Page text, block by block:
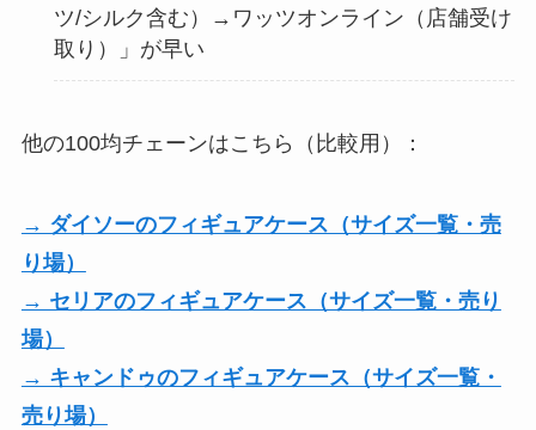
ツ/シルク含む）→ワッツオンライン（店舗受け
取り）」が早い
他の100均チェーンはこちら（比較用）：
→ ダイソーのフィギュアケース（サイズ一覧・売
り場）
→ セリアのフィギュアケース（サイズ一覧・売り
場）
→ キャンドゥのフィギュアケース（サイズ一覧・
売り場）